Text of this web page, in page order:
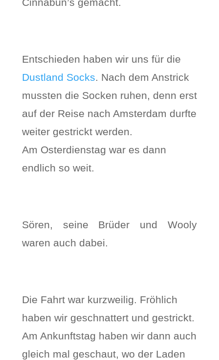
Entschieden haben wir uns für die
Dustland Socks. Nach dem Anstrick
mussten die Socken ruhen, denn erst
auf der Reise nach Amsterdam durfte
weiter gestrickt werden.
Am Osterdienstag war es dann
endlich so weit.
Sören, seine Brüder und Wooly
waren auch dabei.
Die Fahrt war kurzweilig. Fröhlich
haben wir geschnattert und gestrickt.
Am Ankunftstag haben wir dann auch
gleich mal geschaut, wo der Laden